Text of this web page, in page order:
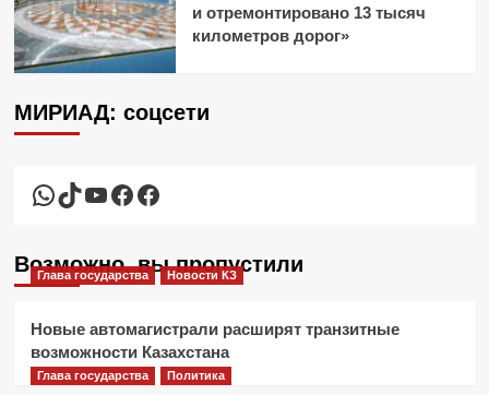
и отремонтировано 13 тысяч
километров дорог»
МИРИАД: соцсети
WhatsApp
TikTok
YouTube
Facebook
Facebook
Возможно, вы пропустили
Глава государства Новости КЗ
Новые автомагистрали расширят транзитные
возможности Казахстана
Глава государства Политика